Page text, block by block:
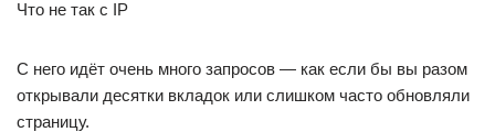
Что не так с IP
С него идёт очень много запросов — как если бы вы разом
открывали десятки вкладок или слишком часто обновляли
страницу.